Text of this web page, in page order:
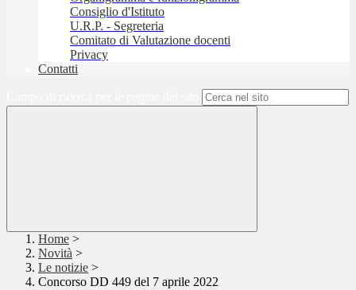
Consiglio d'Istituto
U.R.P. - Segreteria
Comitato di Valutazione docenti
Privacy
Contatti
Home >
Novità >
Le notizie >
Concorso DD 449 del 7 aprile 2022